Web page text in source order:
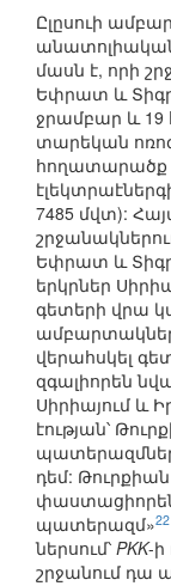
Ըլըսուի
մասն է, որի
Եփրատ և
ջրամբար և 19
տարեկան
հողատարածք
7485 մվտ):
Եփրատ և
երկրներ
գետերի վրա
վերահսկել
զգալիորեն
Սիրիայում և
էության՝
պատերազմներ
դեմ:
փաստացիորեն
պատերազմ»22
ներսում՝ PKK-ի
շրջանում դա